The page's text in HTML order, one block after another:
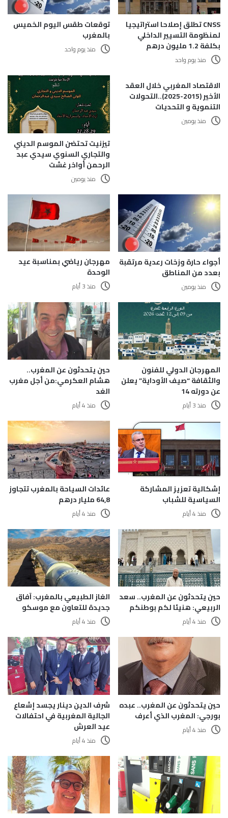
CNSS تطلق إصلاحا استراتيجيا
لمنظومة التسيير الداخلي
بكلفة 1.2 مليون درهم
منذ يوم واحد
توقعات طقس اليوم الخميس
بالمغرب
منذ يوم واحد
الاقتصاد المغربي خلال العقد
الأخير (2015-2025)..التحولات
التنموية و التحديات
منذ يومين
تيزنيت تحتضن الموسم الديني
والتجاري السنوي سيدي عبد
الرحمن أواخر غشت
منذ يومين
أجواء حارة وزخات رعدية مرتقبة
بعدد من المناطق
منذ يومين
مهرجان رياضي بمناسبة عيد
الوحدة
منذ 3 أيام
المهرجان الدولي للفنون
والثقافة “صيف الأوداية” يعلن
عن دورته 14
منذ 3 أيام
حين يتحدثون عن المغرب..
هشام العكرمي:من أجل مغرب
الغد
منذ 4 أيام
إشكالية تعزيز المشاركة
السياسية للشباب
منذ 4 أيام
عائدات السياحة بالمغرب تتجاوز
64,8 مليار درهم
منذ 4 أيام
حين يتحدثون عن المغرب.. سعد
الربيعي: هنيئا لكم بوطنكم
منذ 4 أيام
الغاز الطبيعي بالمغرب: آفاق
جديدة للتعاون مع موسكو
منذ 4 أيام
حين يتحدثون عن المغرب.. عبده
بورجي: المغرب الذي أعرف
منذ 4 أيام
شرف الدين دينار يجسد إشعاع
الجالية المغربية في احتفالات
عيد العرش
منذ 4 أيام